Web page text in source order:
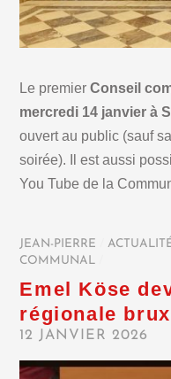
Le premierConseil
mercredi 14 janvier à
ouvert au public (sauf
soirée). Il est aussi
You Tube de la
JEAN-PIERRE
COMMUNAL
Emel Köse
régionale
12 JANVIER 2026